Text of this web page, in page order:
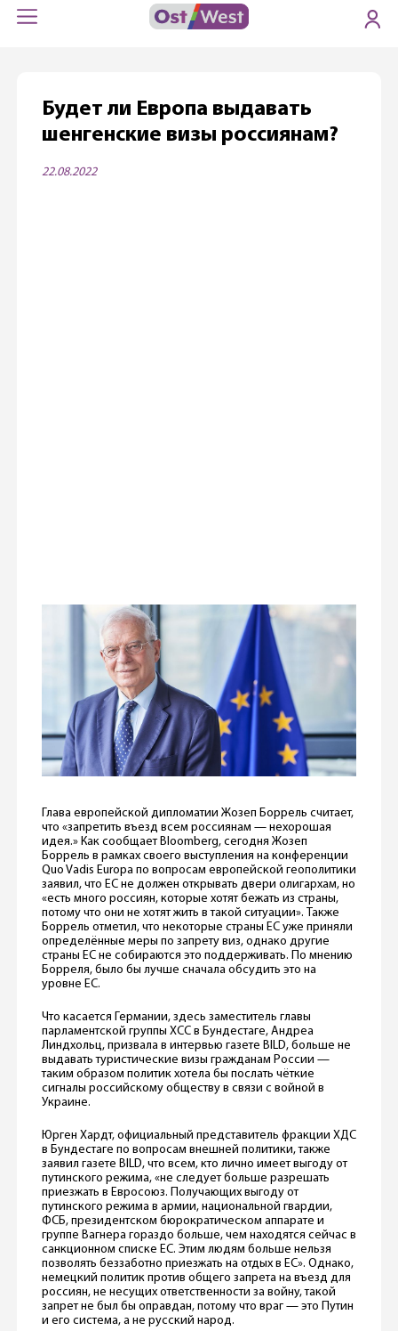
Будет ли Европа выдавать
шенгенские визы россиянам?
22.08.2022
Глава европейской дипломатии Жозеп Боррель считает,
что «запретить въезд всем россиянам — нехорошая
идея.» Как сообщает Bloomberg, сегодня Жозеп
Боррель в рамках своего выступления на конференции
Quo Vadis Europa по вопросам европейской геополитики
заявил, что ЕС не должен открывать двери олигархам, но
«есть много россиян, которые хотят бежать из страны,
потому что они не хотят жить в такой ситуации». Также
Боррель отметил, что некоторые страны ЕС уже приняли
определённые меры по запрету виз, однако другие
страны ЕС не собираются это поддерживать. По мнению
Борреля, было бы лучше сначала обсудить это на
уровне ЕС.
Что касается Германии, здесь заместитель главы
парламентской группы ХСС в Бундестаге, Андреа
Линдхольц, призвала в интервью газете BILD, больше не
выдавать туристические визы гражданам России —
таким образом политик хотела бы послать чёткие
сигналы российскому обществу в связи с войной в
Украине.
Юрген Хардт, официальный представитель фракции ХДС
в Бундестаге по вопросам внешней политики, также
заявил газете BILD, что всем, кто лично имеет выгоду от
путинского режима, «не следует больше разрешать
приезжать в Евросоюз. Получающих выгоду от
путинского режима в армии, национальной гвардии,
ФСБ, президентском бюрократическом аппарате и
группе Вагнера гораздо больше, чем находятся сейчас в
санкционном списке ЕС. Этим людям больше нельзя
позволять беззаботно приезжать на отдых в ЕС». Однако,
немецкий политик против общего запрета на въезд для
россиян, не несущих ответственности за войну, такой
запрет не был бы оправдан, потому что враг — это Путин
и его система, а не русский народ.